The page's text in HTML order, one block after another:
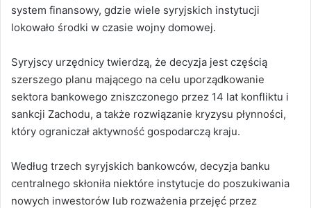
system finansowy, gdzie wiele syryjskich instytucji
lokowało środki w czasie wojny domowej.
Syryjscy urzędnicy twierdzą, że decyzja jest częścią
szerszego planu mającego na celu uporządkowanie
sektora bankowego zniszczonego przez 14 lat konfliktu i
sankcji Zachodu, a także rozwiązanie kryzysu płynności,
który ograniczał aktywność gospodarczą kraju.
Według trzech syryjskich bankowców, decyzja banku
centralnego skłoniła niektóre instytucje do poszukiwania
nowych inwestorów lub rozważenia przejęć przez